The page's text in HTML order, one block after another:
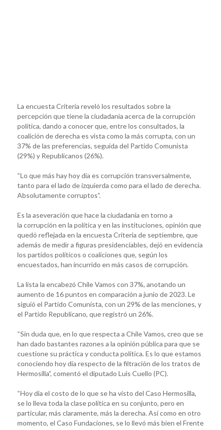
La encuesta Criteria reveló los resultados sobre la
percepción que tiene la ciudadanía acerca de la corrupción
política, dando a conocer que, entre los consultados, la
coalición de derecha es vista como la más corrupta, con un
37% de las preferencias, seguida del Partido Comunista
(29%) y Republicanos (26%).
“Lo que más hay hoy día es corrupción transversalmente,
tanto para el lado de izquierda como para el lado de derecha.
Absolutamente corruptos”.
Es la aseveración que hace la ciudadanía en torno a
la corrupción en la política y en las instituciones, opinión que
quedó reflejada en la encuesta Criteria de septiembre, que
además de medir a figuras presidenciables, dejó en evidencia
los partidos políticos o coaliciones que, según los
encuestados, han incurrido en más casos de corrupción.
La lista la encabezó Chile Vamos con 37%, anotando un
aumento de 16 puntos en comparación a junio de 2023. Le
siguió el Partido Comunista, con un 29% de las menciones, y
el Partido Republicano, que registró un 26%.
“Sin duda que, en lo que respecta a Chile Vamos, creo que se
han dado bastantes razones a la opinión pública para que se
cuestione su práctica y conducta política. Es lo que estamos
conociendo hoy día respecto de la filtración de los tratos de
Hermosilla”, comentó el diputado Luis Cuello (PC).
“Hoy día el costo de lo que se ha visto del Caso Hermosilla,
se lo lleva toda la clase política en su conjunto, pero en
particular, más claramente, más la derecha. Así como en otro
momento, el Caso Fundaciones, se lo llevó más bien el Frente